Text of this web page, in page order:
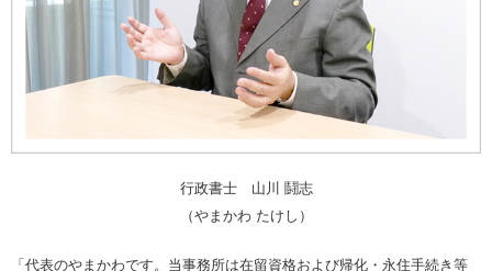
行政書士 山川 鬪志
（やまかわ たけし）
「代表のやまかわです。当事務所は在留資格および帰化・永住手続き等